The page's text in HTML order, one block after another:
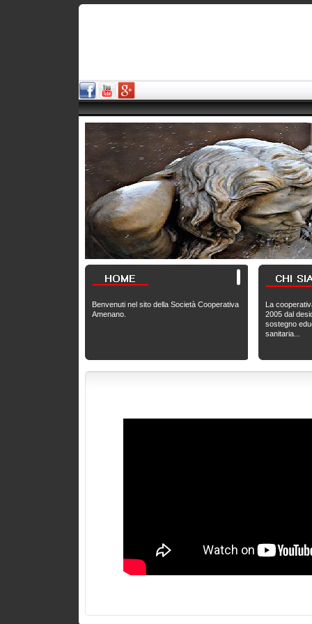
Benvenuti nel sito della Società Cooperativa
Amenano.
La
2005 dal
sostegno
sanitaria...